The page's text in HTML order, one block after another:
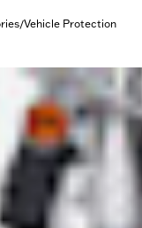
/Vehicle Protection